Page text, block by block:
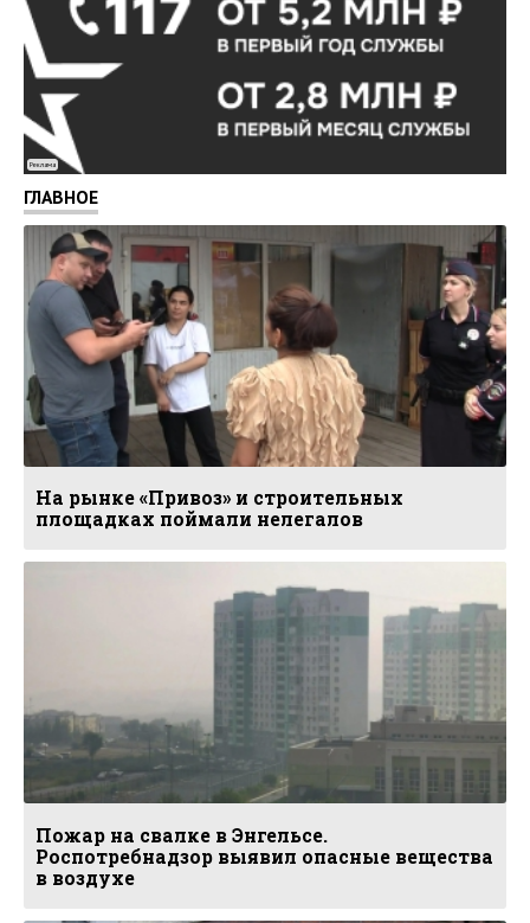
Реклама
ГЛАВНОЕ
На рынке «Привоз» и строительных
площадках поймали нелегалов
Пожар на свалке в Энгельсе.
Роспотребнадзор выявил опасные вещества
в воздухе